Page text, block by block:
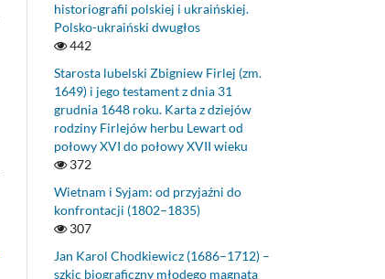
historiografii polskiej i ukraińskiej.
Polsko-ukraiński dwugłos
442
Starosta lubelski Zbigniew Firlej (zm.
1649) i jego testament z dnia 31
grudnia 1648 roku. Karta z dziejów
rodziny Firlejów herbu Lewart od
połowy XVI do połowy XVII wieku
372
Wietnam i Syjam: od przyjaźni do
konfrontacji (1802–1835)
307
Jan Karol Chodkiewicz (1686–1712) –
szkic biograficzny młodego magnata